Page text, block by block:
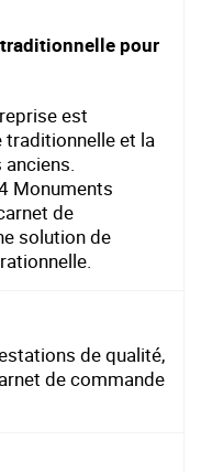
pour
est
traditionnelle et la
Monuments
de
solution de
de qualité,
de commande